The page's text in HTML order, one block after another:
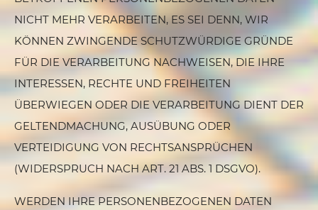
NICHT MEHR VERARBEITEN, ES SEI DENN, WIR
KÖNNEN ZWINGENDE SCHUTZWÜRDIGE GRÜNDE
FÜR DIE VERARBEITUNG NACHWEISEN, DIE IHRE
INTERESSEN, RECHTE UND FREIHEITEN
ÜBERWIEGEN ODER DIE VERARBEITUNG DIENT DER
GELTENDMACHUNG, AUSÜBUNG ODER
VERTEIDIGUNG VON RECHTSANSPRÜCHEN
(WIDERSPRUCH NACH ART. 21 ABS. 1 DSGVO).
WERDEN IHRE PERSONENBEZOGENEN DATEN